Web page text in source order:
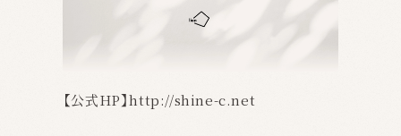
【公式HP】http://shine-c.net